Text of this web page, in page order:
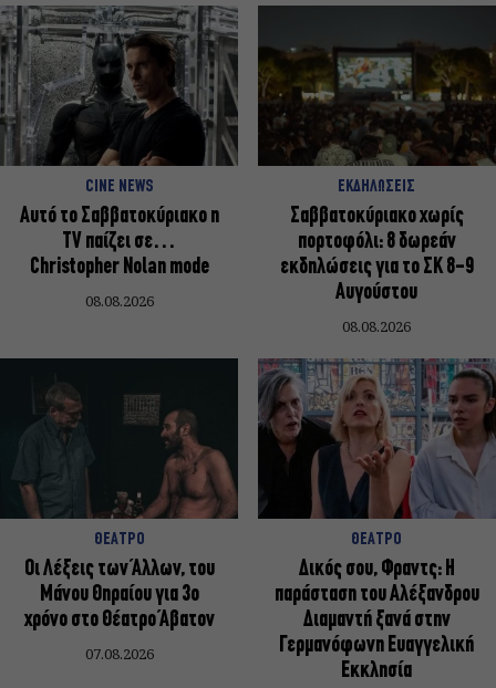
CINE NEWS
Αυτό το Σαββατοκύριακο η
TV παίζει σε…
Christopher Nolan mode
08.08.2026
ΕΚΔΗΛΩΣΕΙΣ
Σαββατοκύριακο χωρίς
πορτοφόλι: 8 δωρεάν
εκδηλώσεις για το ΣΚ 8-9
Αυγούστου
08.08.2026
ΘΕΑΤΡΟ
Οι Λέξεις των Άλλων, του
Μάνου Θηραίου για 3ο
χρόνο στο Θέατρο Άβατον
07.08.2026
ΘΕΑΤΡΟ
Δικός σου, Φραντς: Η
παράσταση του Αλέξανδρου
Διαμαντή ξανά στην
Γερμανόφωνη Ευαγγελική
Εκκλησία